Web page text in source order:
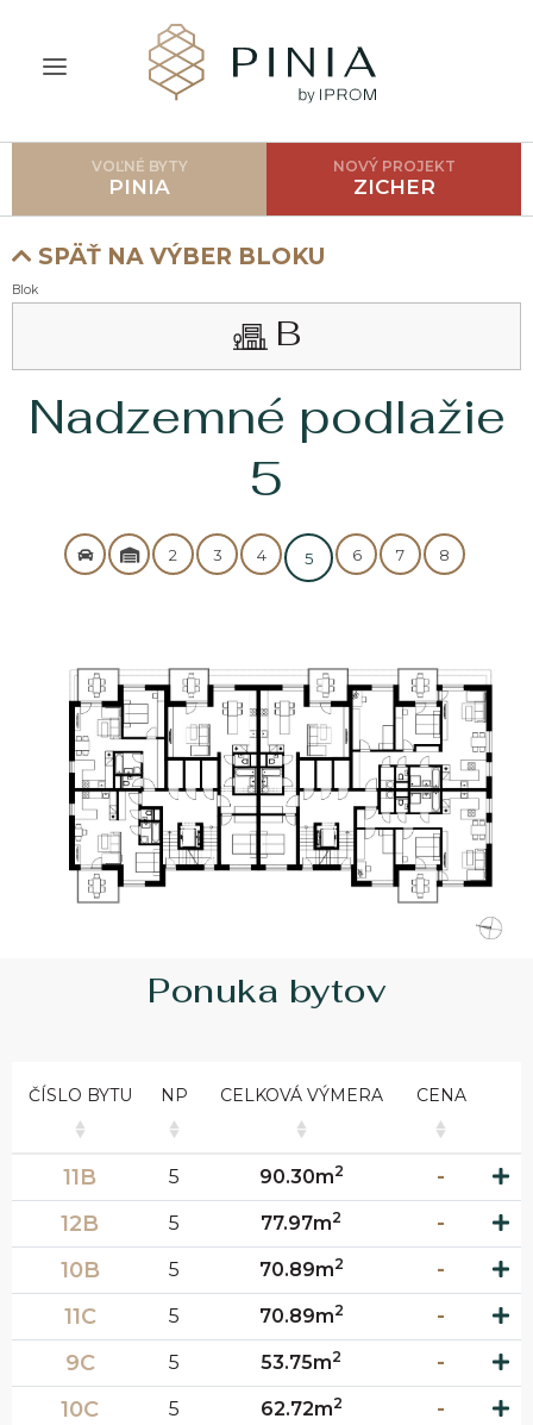
O PROJEKTE
GALÉRIA
AKO POSTUPOVAŤ?
BLOG
KONTAKT
360° VIRTUÁLNE PREHLIADKY
Zavolajte nám
0911 719 199
VOĽNÉ BYTY
PINIA
NOVÝ PROJEKT
ZICHER
Blok
B
Nadzemné podlažie
5
2 3 4 5 6 7 8
SPÄŤ NA VÝBER BLOKU
Ponuka bytov
ČÍSLO BYTU NP CELKOVÁ VÝMERA CENA
11B 5 90.30m2 -
12B 5 77.97m2 -
10B 5 70.89m2 -
11C 5 70.89m2 -
9C 5 53.75m2 -
10C 5 62.72m2 -